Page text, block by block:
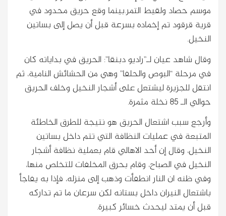
موسم حصاد ولقيط التمر.بينما وقع حريق محدود في
قرية قرقود تم إخماده بسرعة قبل أن يصل إلى بساتين
النخيل.
وقال شاهد عيان لـ”راديو دبنقا”: الحريق في بداياته كان
في مرحلة “البوص والحلفا” وهي من الحشائش النامية، ثم
انتقل للجزيرة ليشتعل على أشجار النخيل وخلف الحريق
حوالي الـ 85 نخلة مثمرة.
وأرجع سبب اشتعال الحريق هو نتيجة للطرق الخاطئة
المتبعة في عمليات النظافة التي تتم داخل بساتين
النخيل، وقال إن أحد الاهالي قام بعملية نظافة أشجار
النخيل في الصباح، وقام بحرق المخلفات للتخلص منها،
وفي ظنه ان النار انطفأت وذهب إلى منزله، فإذا به يفاجأ
باشتعال النيران داخل بستانه لكن سرعان ما تم تداركه
قبل أن يمتد ليحدث خسائر كبيرة.